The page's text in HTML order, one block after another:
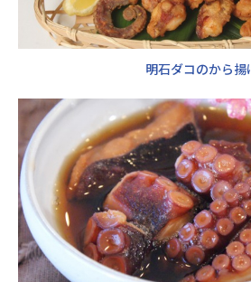
明石ダコのから揚